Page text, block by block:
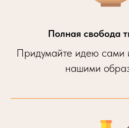
Полная свобода
Придумайте идею сами
нашими